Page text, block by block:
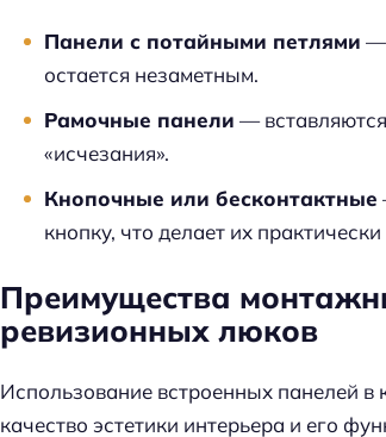
Панели с потайными петлями —
остается незаметным.
Рамочные панели —
«исчезания».
Кнопочные или бесконтактные
кнопку, что делает их
Преимущества
ревизионных люков
Использование встроенных панелей в
качество эстетики интерьера и его